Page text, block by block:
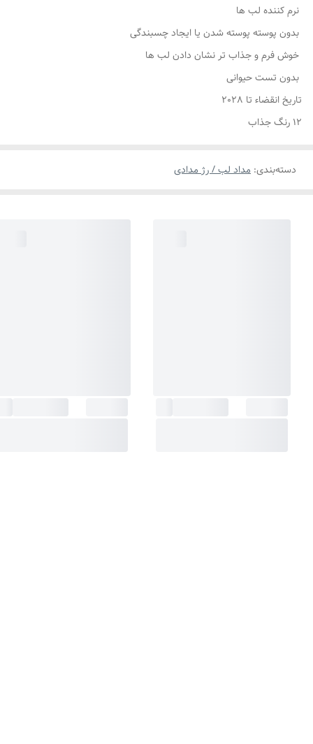
نرم کننده لب ها
بدون پوسته پوسته شدن یا ایجاد چسبندگی
خوش فرم و جذاب تر نشان دادن لب ها
بدون تست حیوانی
تاریخ انقضاء تا 2028
۱۲ رنگ جذاب
دسته‌بندی: مداد لب / رژ مدادی